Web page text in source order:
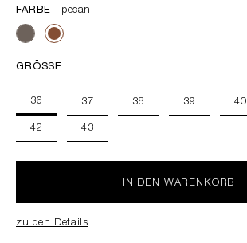
FARBE pecan
GRÖSSE
36 37 38 39 40
42 43
IN DEN WARENKORB
zu den Details